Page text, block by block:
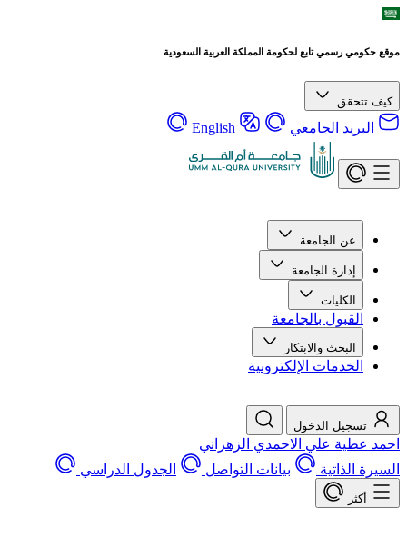
تابع لحكومة المملكة العربية السعودية
الجامعي English
الجامعة
الجامعة
بالجامعة
والابتكار
الإلكترونية
الدخول
علي الاحمدي الزهراني
بيانات التواصل الجدول الدراسي